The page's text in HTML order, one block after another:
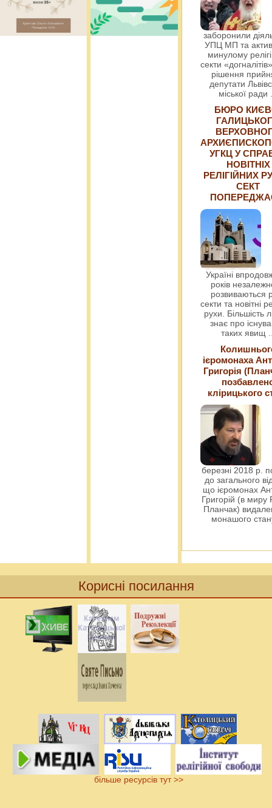
заборонили
УПЦ МП та
минулому
секти
рішення
депутати
міської ради
БЮРО
УГКЦ У
НОВІТНІХ
РЕЛІГІЙНИХ
СЕКТ
Україні
років
розвиваються
секти та новітні
рухи. Більшість
знає про
таких явищ
ієромонаха
Григорія
клірицького
березні 2018 р.
до загального
що ієромонах
Григорій (в миру
Планчак)
монашого
Корисні посилання
більше ресурсів тут >>